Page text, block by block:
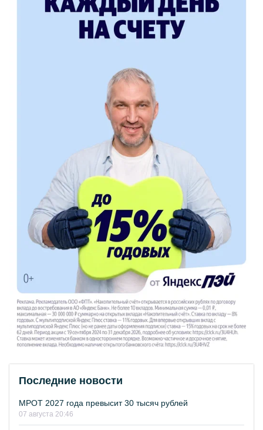
Последние новости
МРОТ 2027 года превысит 30 тысяч рублей
07 августа 20:46